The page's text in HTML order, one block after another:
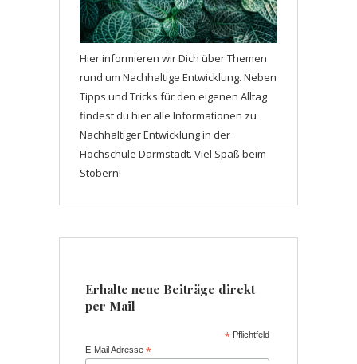
Hier informieren wir Dich über Themen
rund um Nachhaltige Entwicklung. Neben
Tipps und Tricks für den eigenen Alltag
findest du hier alle Informationen zu
Nachhaltiger Entwicklung in der
Hochschule Darmstadt. Viel Spaß beim
Stöbern!
Erhalte neue Beiträge direkt
per Mail
* Pflichtfeld
E-Mail Adresse*